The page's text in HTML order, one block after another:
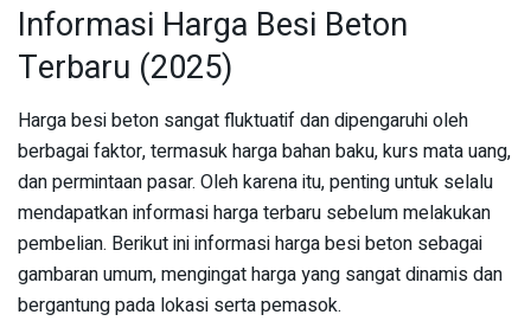
Informasi Harga Besi Beton
Terbaru (2025)
Harga besi beton sangat fluktuatif dan dipengaruhi oleh
berbagai faktor, termasuk harga bahan baku, kurs mata uang,
dan permintaan pasar. Oleh karena itu, penting untuk selalu
mendapatkan informasi harga terbaru sebelum melakukan
pembelian. Berikut ini informasi harga besi beton sebagai
gambaran umum, mengingat harga yang sangat dinamis dan
bergantung pada lokasi serta pemasok.